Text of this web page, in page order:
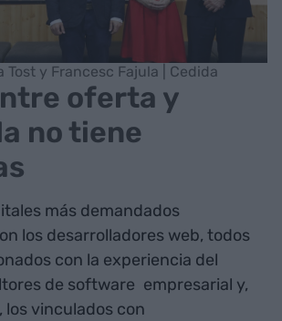
Tost y Francesc Fajula | Cedida
oferta y
no tiene
más demandados
los desarrolladores web, todos
con la experiencia del
de software empresarial y,
los vinculados con